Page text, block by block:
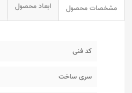
مشخصات محصول ابعاد محصول
کد فنی
سری ساخت